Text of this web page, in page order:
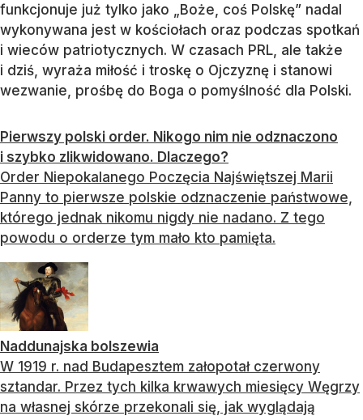
funkcjonuje już tylko jako „Boże, coś Polskę” nadal
wykonywana jest w kościołach oraz podczas spotkań
i wieców patriotycznych. W czasach PRL, ale także
i dziś, wyraża miłość i troskę o Ojczyznę i stanowi
wezwanie, prośbę do Boga o pomyślność dla Polski.
Pierwszy polski order. Nikogo nim nie odznaczono
i szybko zlikwidowano. Dlaczego?
Order Niepokalanego Poczęcia Najświętszej Marii
Panny to pierwsze polskie odznaczenie państwowe,
którego jednak nikomu nigdy nie nadano. Z tego
powodu o orderze tym mało kto pamięta.
Naddunajska bolszewia
W 1919 r. nad Budapesztem załopotał czerwony
sztandar. Przez tych kilka krwawych miesięcy Węgrzy
na własnej skórze przekonali się, jak wyglądają